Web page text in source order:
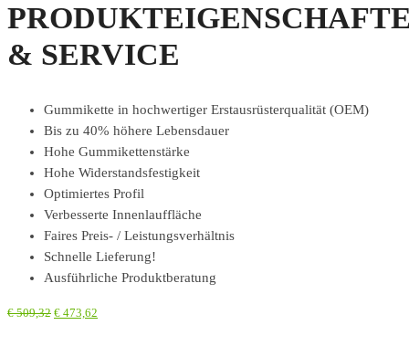
& SERVICE
Gummikette in hochwertiger Erstausrüsterqualität (OEM)
Bis zu 40% höhere Lebensdauer
Hohe Gummikettenstärke
Hohe Widerstandsfestigkeit
Optimiertes Profil
Verbesserte Innenlauffläche
Faires Preis- / Leistungsverhältnis
Schnelle Lieferung!
Ausführliche Produktberatung
€509,32 € 473,62